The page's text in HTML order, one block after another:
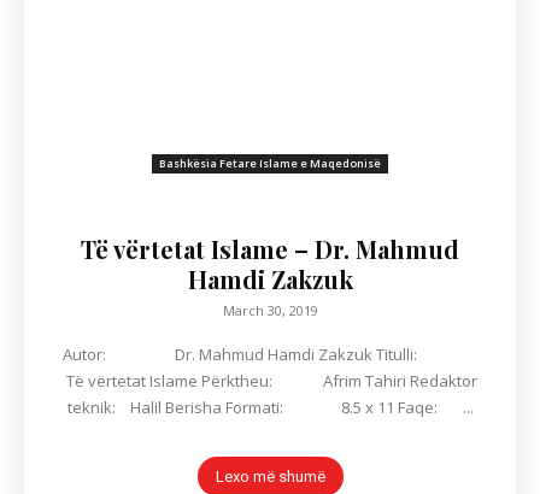
Bashkësia Fetare Islame e Maqedonisë
Të vërtetat Islame – Dr. Mahmud
Hamdi Zakzuk
March 30, 2019
Autor: Dr. Mahmud Hamdi Zakzuk Titulli:
Të vërtetat Islame Përktheu: Afrim Tahiri Redaktor
teknik: Halil Berisha Formati: 8.5 x 11 Faqe: ...
Lexo më shumë